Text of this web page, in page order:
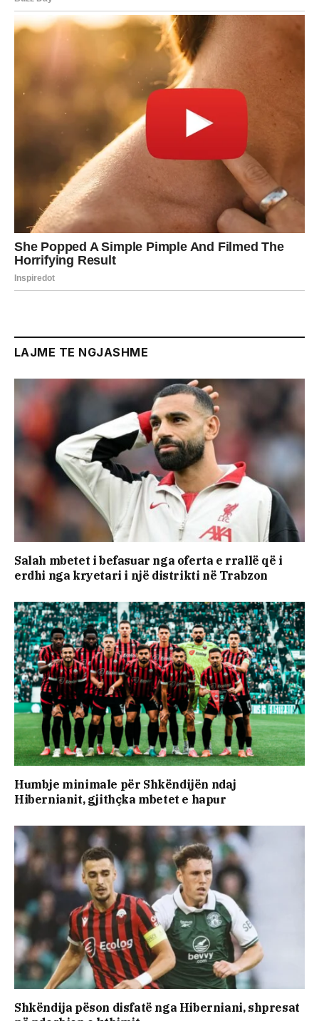
LAJME TE NGJASHME
Salah mbetet i befasuar nga oferta e rrallë që i
erdhi nga kryetari i një distrikti në Trabzon
Humbje minimale për Shkëndijën ndaj
Hibernianit, gjithçka mbetet e hapur
Shkëndija pëson disfatë nga Hiberniani, shpresat